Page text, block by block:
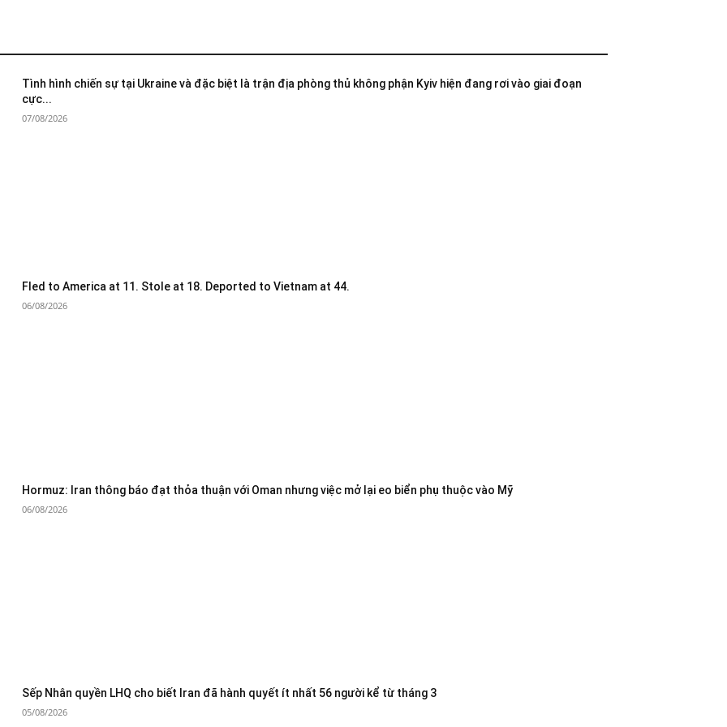
Tình hình chiến sự tại Ukraine và đặc biệt là trận địa phòng thủ không phận Kyiv hiện đang rơi vào giai đoạn
cực...
07/08/2026
Fled to America at 11. Stole at 18. Deported to Vietnam at 44.
06/08/2026
Hormuz: Iran thông báo đạt thỏa thuận với Oman nhưng việc mở lại eo biển phụ thuộc vào Mỹ
06/08/2026
Sếp Nhân quyền LHQ cho biết Iran đã hành quyết ít nhất 56 người kể từ tháng 3
05/08/2026